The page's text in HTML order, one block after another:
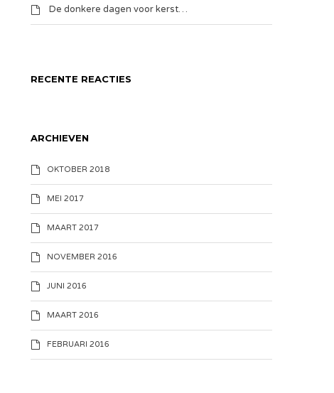
De donkere dagen voor kerst…
RECENTE REACTIES
ARCHIEVEN
OKTOBER 2018
MEI 2017
MAART 2017
NOVEMBER 2016
JUNI 2016
MAART 2016
FEBRUARI 2016